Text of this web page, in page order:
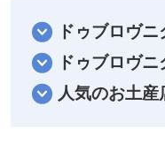
ドゥブロヴ
ドゥブロヴ
人気のお土